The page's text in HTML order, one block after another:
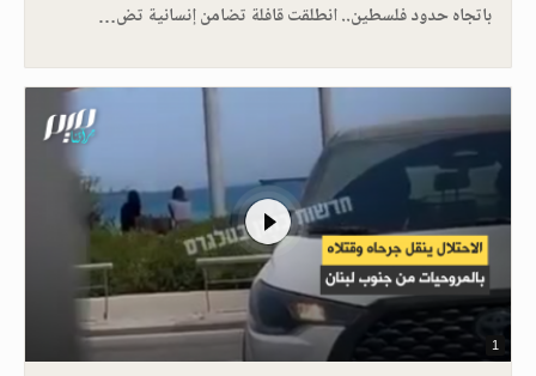
باتجاه حدود فلسطين.. انطلقت قافلة تضامن إنسانية تض…
1